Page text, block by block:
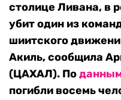
столице Ливана, в
убит один из
шиитского
Акиль, сообщила
(ЦАХАЛ). По
погибли восемь